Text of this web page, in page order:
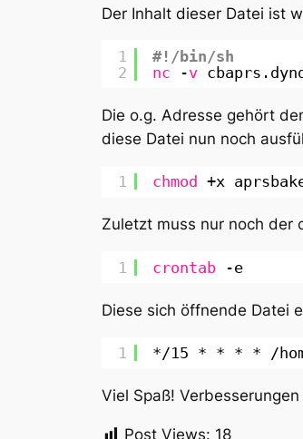
Der Inhalt dieser Datei ist
1
2
#!/bin/sh
nc
-v
Die o.g. Adresse gehört
diese Datei nun noch
1 chmod +x
Zuletzt muss nur noch der
1 crontab -e
Diese sich öffnende Datei
1 */15 * * * * /
Viel Spaß!
Post Views: 18